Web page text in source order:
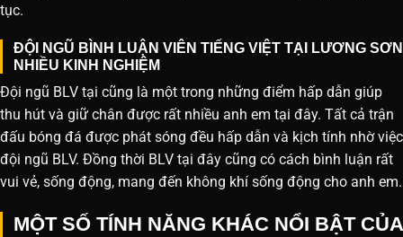
tục.
ĐỘI NGŨ BÌNH LUẬN VIÊN TIẾNG VIỆT TẠI LƯƠNG SƠN
NHIỀU KINH NGHIỆM
Đội ngũ BLV tại cũng là một trong những điểm hấp dẫn giúp
thu hút và giữ chân được rất nhiều anh em tại đây. Tất cả trận
đấu bóng đá được phát sóng đều hấp dẫn và kịch tính nhờ việc
đội ngũ BLV. Đồng thời BLV tại đây cũng có cách bình luận rất
vui vẻ, sống động, mang đến không khí sống động cho anh em.
MỘT SỐ TÍNH NĂNG KHÁC NỔI BẬT CỦA